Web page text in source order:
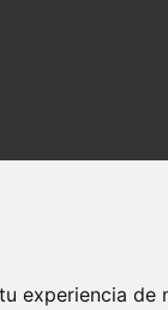
experiencia